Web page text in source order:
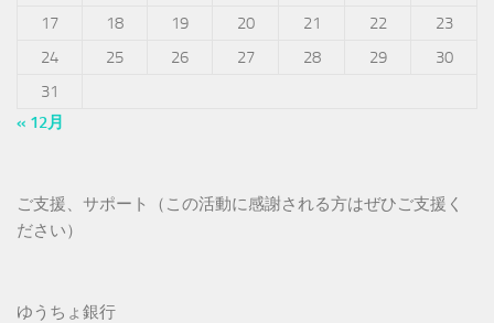
17
18 19 20 21 22
23
24
25 26 27 28 29
30
31
« 12月
ご支援、サポート（この活動に感謝される方はぜひご支援く
ださい）
ゆうちょ銀行